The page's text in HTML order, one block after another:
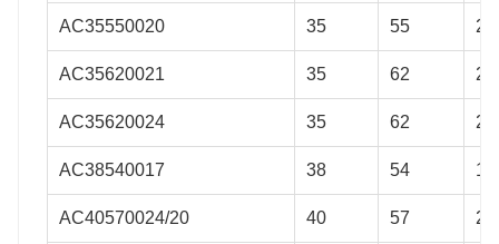
AC35550020 35 55 20
AC35620021 35 62 21
AC35620024 35 62 24
AC38540017 38 54 17
AC40570024/20 40 57 24